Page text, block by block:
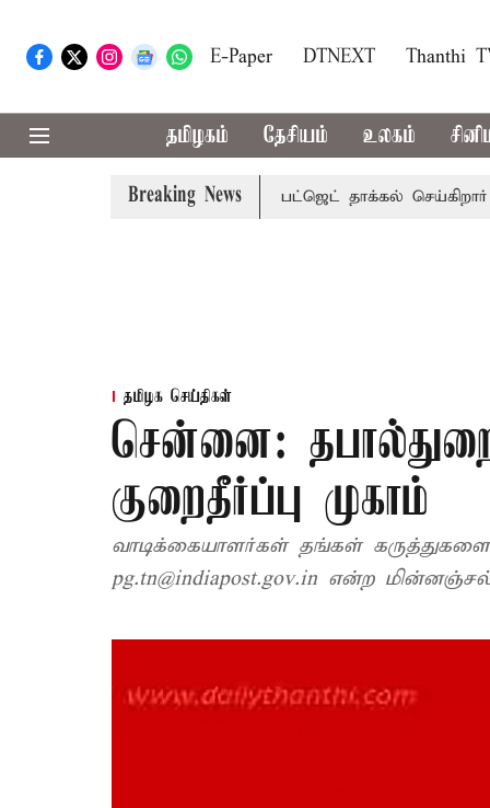
E-Paper DTNEXT Thanthi
தமிழகம் தேசியம் உலகம்
Breaking News
சட்டசபையில் வரும் 24ம் தேதி பட்ஜெட் தாக்கல் செய்கிறார்
தமிழக செய்திகள்
சென்னை:
குறைதீர்ப்பு முகாம்
வாடிக்கையாளர்கள் தங்கள்
pg.tn@indiapost.gov.in என்ற